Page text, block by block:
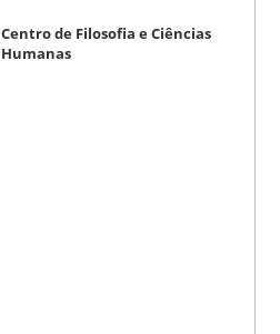
Centro de Filosofia e Ciências
Humanas